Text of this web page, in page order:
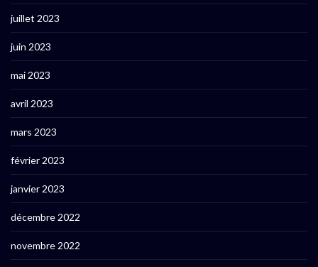
juillet 2023
juin 2023
mai 2023
avril 2023
mars 2023
février 2023
janvier 2023
décembre 2022
novembre 2022